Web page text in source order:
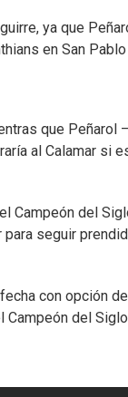
ya que
en San
que Peñarol
al Calamar si
Campeón del
seguir
con opción
del